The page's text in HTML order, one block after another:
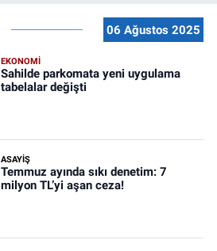
06 Ağustos 2025
EKONOMİ
Sahilde parkomata yeni uygulama
tabelalar değişti
ASAYİŞ
Temmuz ayında sıkı denetim: 7
milyon TL’yi aşan ceza!